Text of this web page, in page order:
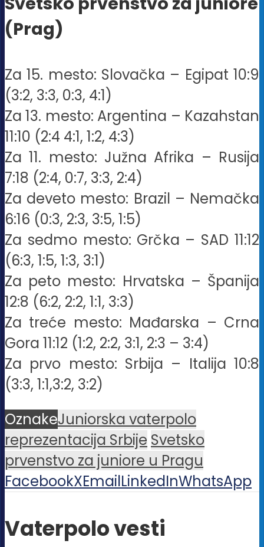
(Prag)
Za 15. mesto: Slovačka – Egipat 10:9
(3:2, 3:3, 0:3, 4:1)
Za 13. mesto: Argentina – Kazahstan
11:10 (2:4 4:1, 1:2, 4:3)
Za 11. mesto: Južna Afrika – Rusija
7:18 (2:4, 0:7, 3:3, 2:4)
Za deveto mesto: Brazil – Nemačka
6:16 (0:3, 2:3, 3:5, 1:5)
Za sedmo mesto: Grčka – SAD 11:12
(6:3, 1:5, 1:3, 3:1)
Za peto mesto: Hrvatska – Španija
12:8 (6:2, 2:2, 1:1, 3:3)
Za treće mesto: Mađarska – Crna
Gora 11:12 (1:2, 2:2, 3:1, 2:3 – 3:4)
Za prvo mesto: Srbija – Italija 10:8
(3:3, 1:1,3:2, 3:2)
OznakeJuniorska vaterpolo
reprezentacija Srbije Svetsko
prvenstvo za juniore u Pragu
FacebookXEmailLinkedInWhatsApp
Vaterpolo vesti